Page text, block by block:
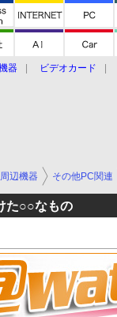
器 ビデオカード
辺機器 その他PC関連
た○○なもの